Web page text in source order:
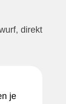
direkt
je